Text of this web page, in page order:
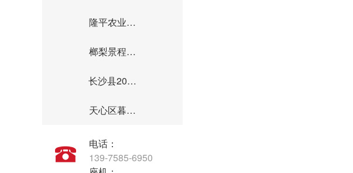
隆平农业…
榔梨景程…
长沙县20…
天心区暮…
电话：
139-7585-6950